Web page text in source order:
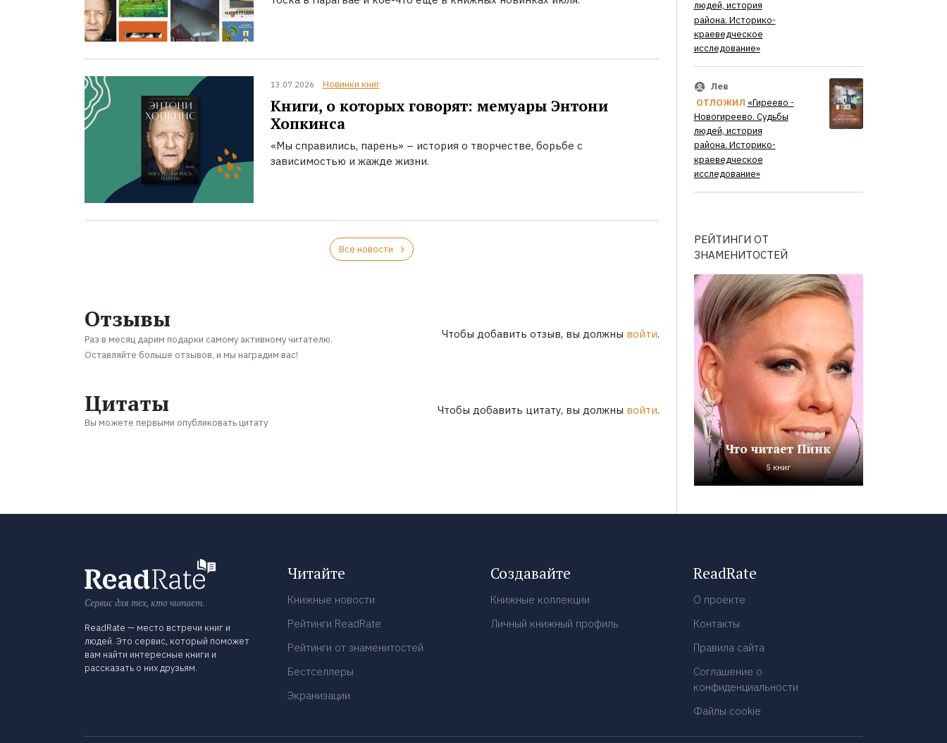
13.07.2026 Новинки книг
Книги, о которых говорят: мемуары Энтони
Хопкинса
«Мы справились, парень» – история о творчестве, борьбе с
зависимостью и жажде жизни.
Все новости
Отзывы
Раз в месяц дарим подарки самому активному читателю.
Оставляйте больше отзывов, и мы наградим вас!
Чтобы добавить отзыв, вы должны войти.
Цитаты
Вы можете первыми опубликовать цитату
Чтобы добавить цитату, вы должны войти.
людей, история
района. Историко-
краеведческое
исследование»
Лев
ОТЛОЖИЛ «Гиреево -
Новогиреево. Судьбы
людей, история
района. Историко-
краеведческое
исследование»
РЕЙТИНГИ ОТ
ЗНАМЕНИТОСТЕЙ
Что читает Пинк
5 книг
Сервис для тех, кто читает.
ReadRate — место встречи книг и
людей. Это сервис, который поможет
вам найти интересные книги и
рассказать о них друзьям.
Читайте
Книжные новости
Рейтинги ReadRate
Рейтинги от знаменитостей
Бестселлеры
Экранизации
Создавайте
Книжные коллекции
Личный книжный профиль
ReadRate
О проекте
Контакты
Правила сайта
Соглашение о
конфиденциальности
Файлы cookie